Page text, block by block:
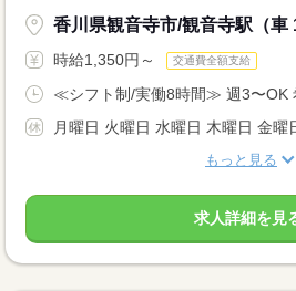
香川県観音寺市/観音寺駅（車
時給1,350円～ 交通費全額支給
≪シフト制/実働8時間≫ 週3〜OK
月曜日 火曜日 水曜日 木曜日 金曜
もっと見る
求人詳細を見